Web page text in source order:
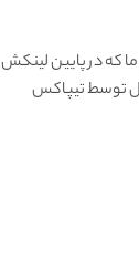
که در پایین لینکش
توسط تیپاکس